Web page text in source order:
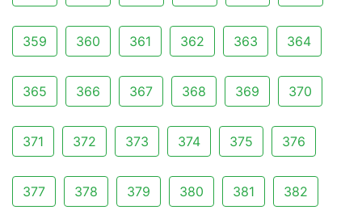
359 360 361 362 363 364
365 366 367 368 369 370
371 372 373 374 375 376
377 378 379 380 381 382